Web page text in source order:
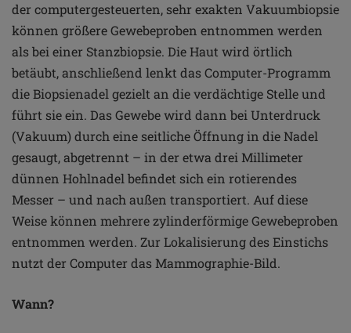
der computergesteuerten, sehr exakten Vakuumbiopsie
können größere Gewebeproben entnommen werden
als bei einer Stanzbiopsie. Die Haut wird örtlich
betäubt, anschließend lenkt das Computer-Programm
die Biopsienadel gezielt an die verdächtige Stelle und
führt sie ein. Das Gewebe wird dann bei Unterdruck
(Vakuum) durch eine seitliche Öffnung in die Nadel
gesaugt, abgetrennt – in der etwa drei Millimeter
dünnen Hohlnadel befindet sich ein rotierendes
Messer – und nach außen transportiert. Auf diese
Weise können mehrere zylinderförmige Gewebeproben
entnommen werden. Zur Lokalisierung des Einstichs
nutzt der Computer das Mammographie-Bild.
Wann?